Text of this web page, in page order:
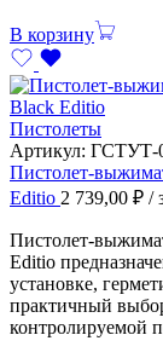
В корзину
Пистолеты
Артикул: ГСТУТ-
Пистолет-
Editio 2 739,00 ₽ /
Пистолет-
Editio
установке,
практичный
контролируемой